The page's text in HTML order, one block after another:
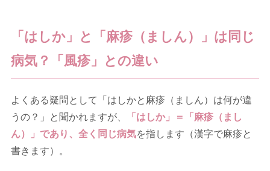
「はしか」と「麻疹（ましん）」は同じ
病気？「風疹」との違い
よくある疑問として「はしかと麻疹（ましん）は何が違
うの？」と聞かれますが、
「はしか」＝「麻疹（まし
ん）」であり、全く同じ病気を指します（漢字で麻疹と
書きます）。